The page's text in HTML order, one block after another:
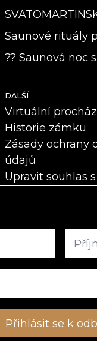
Saunové rituály
?? Saunová noc s
DALŠÍ
Virtuální
Historie zámku
Zásady ochrany
údajů
Upravit souhlas